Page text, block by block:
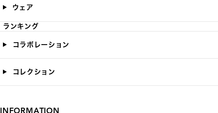
ウェア
ランキング
コラボレーション
コレクション
INFORMATION